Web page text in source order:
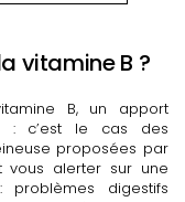
vitamine B ?
B, un apport
: c’est le cas des
proposées par
vous alerter sur une
digestifs